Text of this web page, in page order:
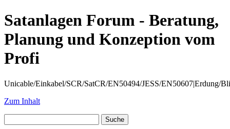
Satanlagen Forum - Beratung,
Planung und Konzeption vom
Profi
Unicable/Einkabel/SCR/SatCR/EN50494/JESS/EN50607|Erdung/
Zum Inhalt